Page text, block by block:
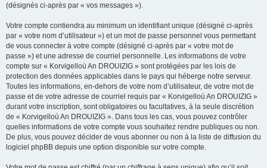
(désignés ci-après par « vos messages »).
Votre compte contiendra au minimum un identifiant unique (désigné ci-après
par « votre nom d’utilisateur ») et un mot de passe personnel vous permettant
de vous connecter à votre compte (désigné ci-après par « votre mot de
passe ») et une adresse de courriel personnelle. Les informations de votre
compte sur « Korvigelloù An DROUIZIG » sont protégées par les lois de
protection des données applicables dans le pays qui héberge notre serveur.
Toutes les informations, en-dehors de votre nom d’utilisateur, de votre mot de
passe et de votre adresse de courriel requis par « Korvigelloù An DROUIZIG »
durant votre inscription, sont obligatoires ou facultatives, à la seule discrétion
de « Korvigelloù An DROUIZIG ». Dans tous les cas, vous pouvez contrôler
quelles informations de votre compte vous souhaitez rendre publiques ou non.
De plus, vous pouvez décider de vous abonner ou non à la liste de diffusion du
logiciel phpBB depuis une option disponible sur votre compte.